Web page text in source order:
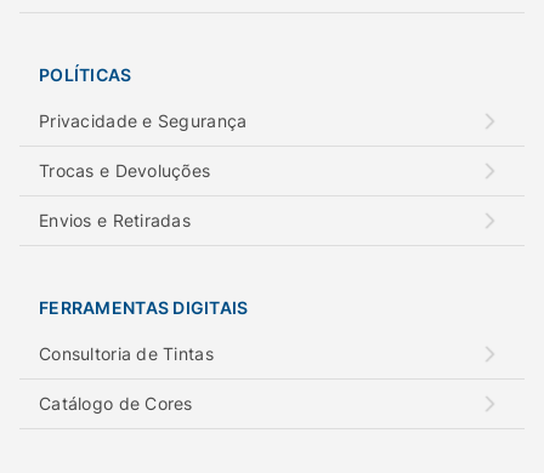
POLÍTICAS
Privacidade e Segurança
Trocas e Devoluções
Envios e Retiradas
FERRAMENTAS DIGITAIS
Consultoria de Tintas
Catálogo de Cores